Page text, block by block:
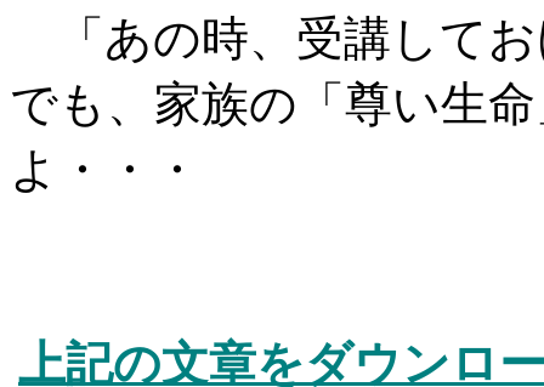
「あの時、受講して
でも、家族の「尊い生
よ・・・
上記の文章をダウンロ